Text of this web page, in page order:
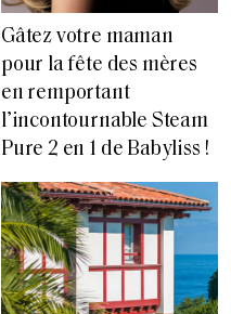
Gâtez votre maman
pour la fête des mères
en remportant
l’incontournable Steam
Pure 2 en 1 de Babyliss !